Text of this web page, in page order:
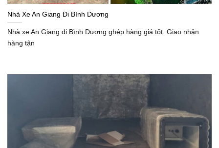
Nhà Xe An Giang Đi Bình Dương
Nhà xe An Giang đi Bình Dương ghép hàng giá tốt. Giao nhận
hàng tận